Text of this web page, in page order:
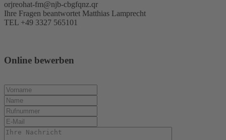
orjreohat-fm@njb-cbgfqnz.qr
Ihre Fragen beantwortet Matthias Lamprecht
TEL +49 3327 565101
Online bewerben